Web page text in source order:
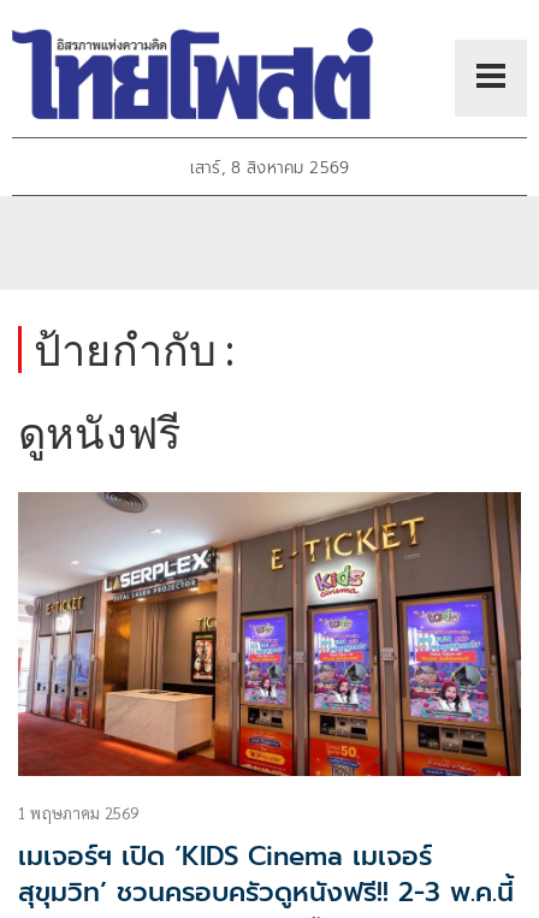
เสาร์, 8 สิงหาคม 2569
ป้ายกำกับ :
ดูหนังฟรี
1 พฤษภาคม 2569
เมเจอร์ฯ เปิด ‘KIDS Cinema เมเจอร์
สุขุมวิท’ ชวนครอบครัวดูหนังฟรี!! 2-3 พ.ค.นี้